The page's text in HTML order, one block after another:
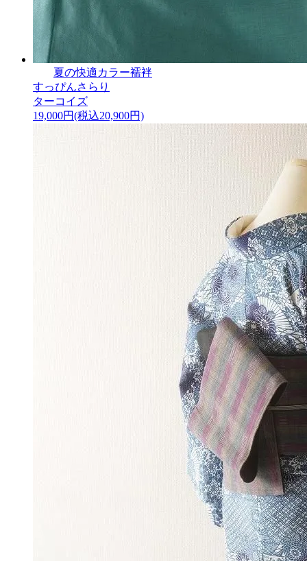
夏の快適カラー襦袢
すっぴんさらり
ターコイズ
19,000円(税込20,900円)